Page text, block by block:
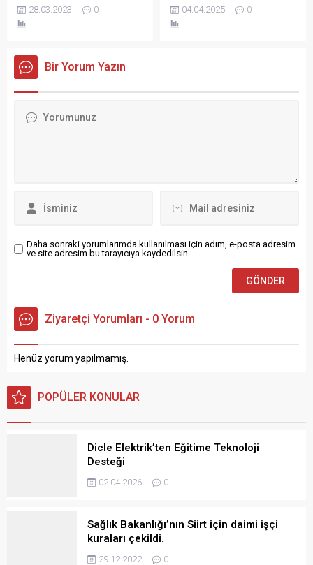
gerçekleştirildi.
sistemi ile temel medikal
müdahale prensipleri teorik
Merkezde bulunan iki arsayı
açık artırma ile satışa
tarihinde yapılacak. Toplu
Konut İdaresi Başkanlığı
mahallesinde bulunan ve
28.03.2023 0
40 yeni hizmet aracı, Ankara
Gölbaşı’nda düzenlenen
04.04.2025 0
Bir Yorum Yazın
Daha sonraki yorumlarımda kullanılması için adım, e-posta adresim
ve site adresim bu tarayıcıya kaydedilsin.
Ziyaretçi Yorumları - 0 Yorum
Henüz yorum yapılmamış.
POPÜLER KONULAR
Dicle Elektrik’ten Eğitime Teknoloji
Desteği
02.04.2026 0
Sağlık Bakanlığı’nın Siirt için daimi işçi
kuraları çekildi.
29.12.2022 0